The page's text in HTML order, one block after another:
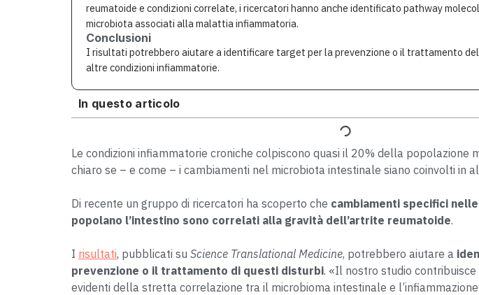
reumatoide e condizioni correlate, i ricercatori hanno anche identificato pathway
microbiota associati alla malattia infiammatoria.
Conclusioni
I risultati potrebbero aiutare a identificare target per la prevenzione o il trattamento
altre condizioni infiammatorie.
In questo articolo
Le condizioni infiammatorie croniche colpiscono quasi il 20% della popolazione
chiaro se – e come – i cambiamenti nel microbiota intestinale siano coinvolti in
Di recente un gruppo di ricercatori ha scoperto che cambiamenti specifici
popolano l’intestino sono correlati alla gravità dell’artrite reumatoide.
I risultati, pubblicati su Science Translational Medicine, potrebbero aiutare a
prevenzione o il trattamento di questi disturbi. «Il nostro studio
evidenti della stretta correlazione tra il microbioma intestinale e